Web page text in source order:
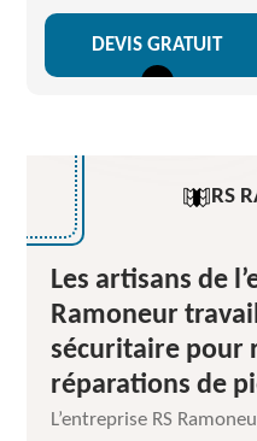
DEVIS GRATUIT
RS
Les artisans de
Ramoneur
sécuritaire pour
réparations de
L’entreprise RS